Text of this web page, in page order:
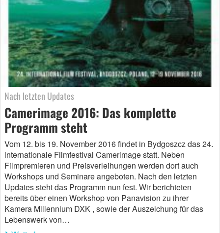
Nach letzten Updates
Camerimage 2016: Das komplette
Programm steht
Vom 12. bis 19. November 2016 findet in Bydgoszcz das 24.
internationale Filmfestival Camerimage statt. Neben
Filmpremieren und Preisverleihungen werden dort auch
Workshops und Seminare angeboten. Nach den letzten
Updates steht das Programm nun fest. Wir berichteten
bereits über einen Workshop von Panavision zu ihrer
Kamera Millennium DXK , sowie der Auszeichung für das
Lebenswerk von…